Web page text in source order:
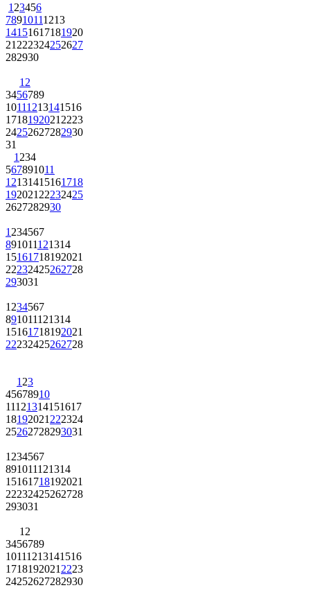
1 23456
78910111213
14151617181920
21 222324252627
282930
1 2
3456789
10111213141516
1718192021 2223
24252627282930
31
1 234
567891011
12131415161718
192021 22232425
2627282930
1 234567
891011121314
15161718192021
22232425262728
293031
1 234567
891011121314
15161718192021
22232425262728
1 23
45678910
11121314151617
18192021 222324
25262728293031
1 234567
891011121314
15161718192021
22232425262728
293031
1 2
3456789
10111213141516
1718192021 2223
24252627282930